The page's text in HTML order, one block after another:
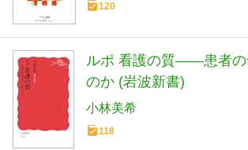
120
ルポ 看護の質――患者の
のか (岩波新書)
小林美希
118